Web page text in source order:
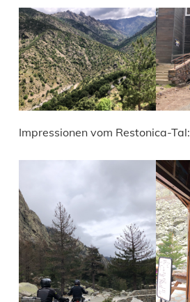
Impressionen vom Restonica-Tal: